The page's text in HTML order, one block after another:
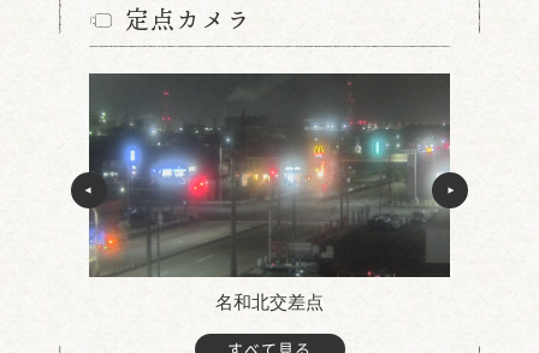
定点カメラ
名和北交差点
すべて見る